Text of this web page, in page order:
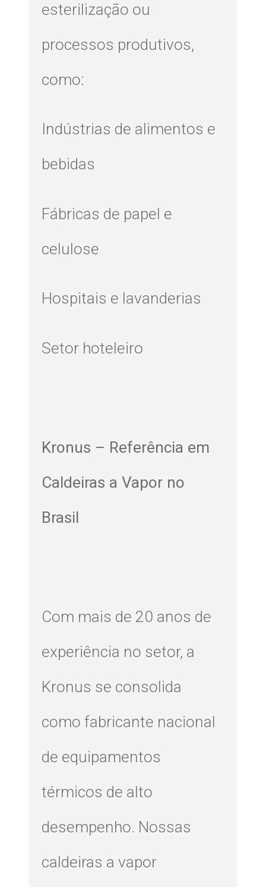
esterilização ou
processos produtivos,
como:
Indústrias de alimentos e
bebidas
Fábricas de papel e
celulose
Hospitais e lavanderias
Setor hoteleiro
Kronus – Referência em
Caldeiras a Vapor no
Brasil
Com mais de 20 anos de
experiência no setor, a
Kronus se consolida
como fabricante nacional
de equipamentos
térmicos de alto
desempenho. Nossas
caldeiras a vapor